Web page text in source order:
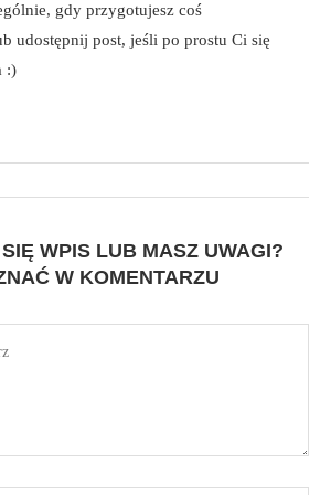
gdy przygotujesz coś
udostępnij post, jeśli po prostu Ci się
:)
WPIS LUB MASZ UWAGI?
W KOMENTARZU